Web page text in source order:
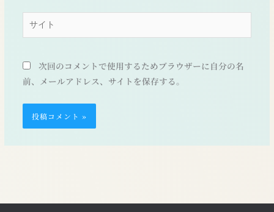
次回のコメントで使用するためブラウザーに自分の名
前、メールアドレス、サイトを保存する。